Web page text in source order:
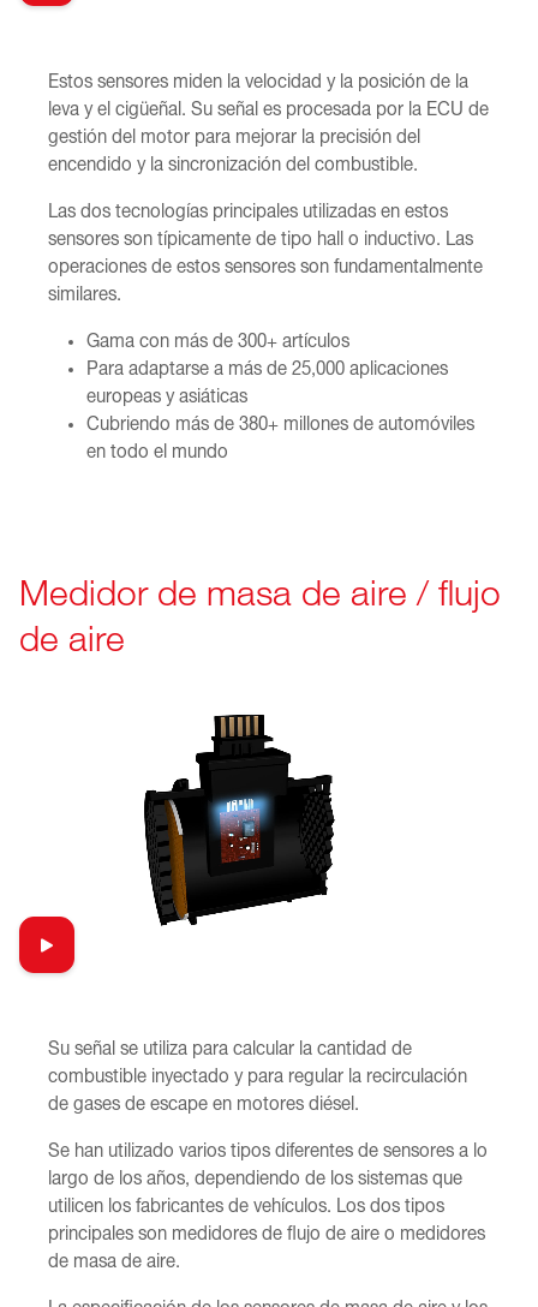
Estos sensores miden la velocidad y la posición de la
leva y el cigüeñal. Su señal es procesada por la ECU de
gestión del motor para mejorar la precisión del
encendido y la sincronización del combustible.
Las dos tecnologías principales utilizadas en estos
sensores son típicamente de tipo hall o inductivo. Las
operaciones de estos sensores son fundamentalmente
similares.
Gama con más de 300+ artículos
Para adaptarse a más de 25,000 aplicaciones
europeas y asiáticas
Cubriendo más de 380+ millones de automóviles
en todo el mundo
Medidor de masa de aire / flujo
de aire
Su señal se utiliza para calcular la cantidad de
combustible inyectado y para regular la recirculación
de gases de escape en motores diésel.
Se han utilizado varios tipos diferentes de sensores a lo
largo de los años, dependiendo de los sistemas que
utilicen los fabricantes de vehículos. Los dos tipos
principales son medidores de flujo de aire o medidores
de masa de aire.